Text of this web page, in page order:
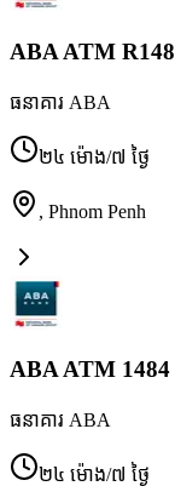
ABA ATM
ធនាគារ ABA
២៤ ម៉ោង/៧ ថ្ងៃ
, Phnom Penh
ABA ATM
ធនាគារ ABA
២៤ ម៉ោង/៧ ថ្ងៃ